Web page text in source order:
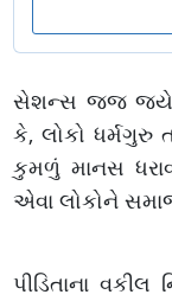
સેશન્સ જજ જયેશ
કે, લોકો ધર્મગુરુ
કુમળું માનસ
એવા લોકોને
પીડિતાના વકીલ